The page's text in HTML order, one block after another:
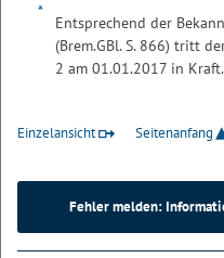
*
Entsprechend der
(Brem.GBl. S. 866) tritt
2 am 01.01.2017 in Kraft.
Einzelansicht Seitenanfang
Fehler melden: